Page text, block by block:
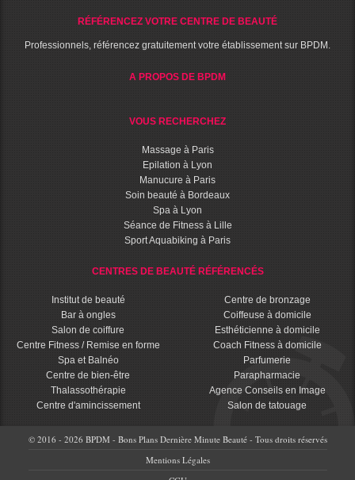
RÉFÉRENCEZ VOTRE CENTRE DE BEAUTÉ
Professionnels, référencez gratuitement votre établissement sur BPDM.
A PROPOS DE BPDM
VOUS RECHERCHEZ
Massage à Paris
Epilation à Lyon
Manucure à Paris
Soin beauté à Bordeaux
Spa à Lyon
Séance de Fitness à Lille
Sport Aquabiking à Paris
CENTRES DE BEAUTÉ RÉFÉRENCÉS
Institut de beauté
Bar à ongles
Salon de coiffure
Centre Fitness / Remise en forme
Spa et Balnéo
Centre de bien-être
Thalassothérapie
Centre d'amincissement
Centre de bronzage
Coiffeuse à domicile
Esthéticienne à domicile
Coach Fitness à domicile
Parfumerie
Parapharmacie
Agence Conseils en Image
Salon de tatouage
© 2016 - 2026 BPDM - Bons Plans Dernière Minute Beauté - Tous droits réservés
Mentions Légales